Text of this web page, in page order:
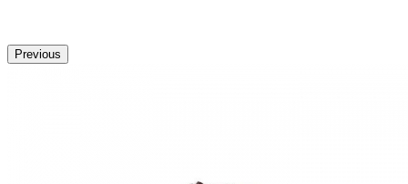
Previous